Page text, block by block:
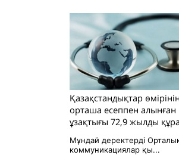
Қазақстандықтар өмірінің
орташа есеппен алынған
ұзақтығы 72,9 жылды
Мұндай деректерді
коммуникациялар қы...